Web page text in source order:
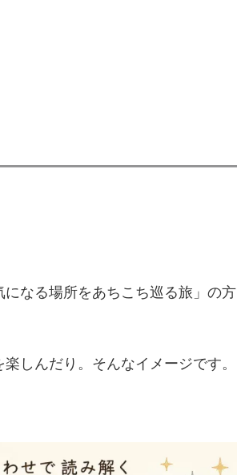
になる場所をあちこち巡る旅」の方
しんだり。そんなイメージです。